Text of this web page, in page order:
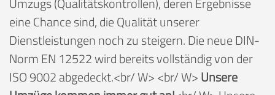
eine Chance sind, die Qualität unserer
Dienstleistungen noch zu steigern. Die neue DIN-
Norm EN 12522 wird bereits vollständig von der
ISO 9002 abgedeckt.<br/ W> <br/ W>Unsere